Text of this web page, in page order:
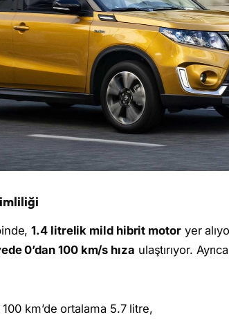
1.4 litrelik mild hibrit motoryer
0’dan 100 km/s hıza ulaştırıyor.
100 km’de ortalama 5.7 litre,